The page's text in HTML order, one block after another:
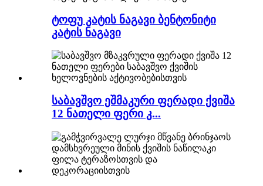
ტოფუ კატის ნაგავი ბენტონიტი
კატის ნაგავი
საბავშვო ეშმაკური ფერადი ქვიშა
12 ნათელი ფერი კ...